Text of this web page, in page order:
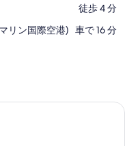
‪徒歩 4 分‬
リン国際空港) ‪車で 16 分‬